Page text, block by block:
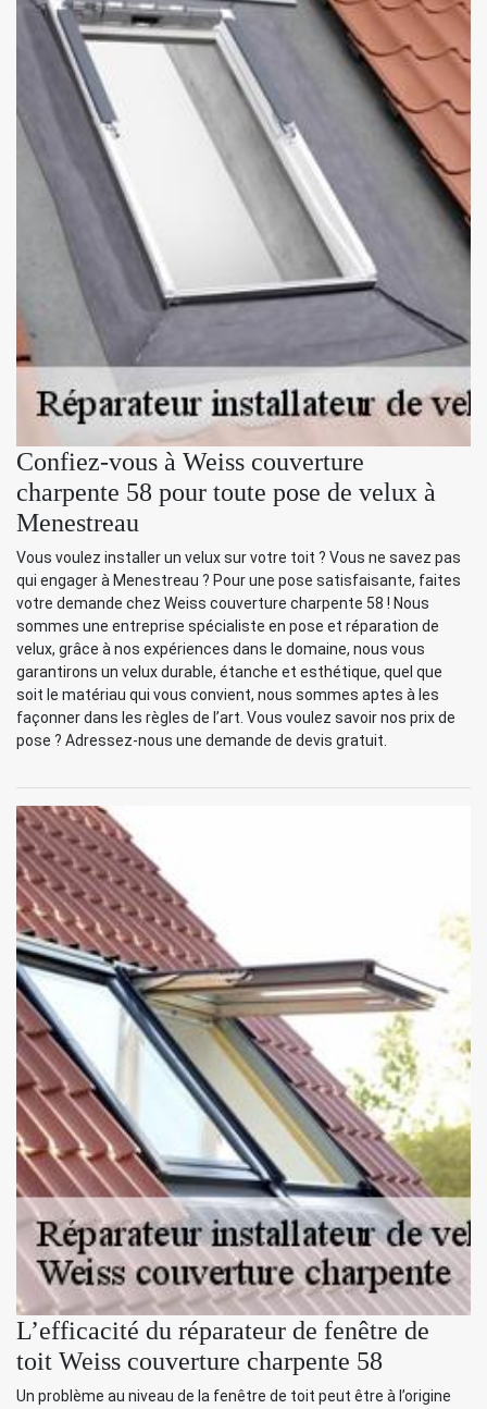
Confiez-vous à Weiss couverture
charpente 58 pour toute pose de velux à
Menestreau
Vous voulez installer un velux sur votre toit ? Vous ne savez pas
qui engager à Menestreau ? Pour une pose satisfaisante, faites
votre demande chez Weiss couverture charpente 58 ! Nous
sommes une entreprise spécialiste en pose et réparation de
velux, grâce à nos expériences dans le domaine, nous vous
garantirons un velux durable, étanche et esthétique, quel que
soit le matériau qui vous convient, nous sommes aptes à les
façonner dans les règles de l’art. Vous voulez savoir nos prix de
pose ? Adressez-nous une demande de devis gratuit.
L’efficacité du réparateur de fenêtre de
toit Weiss couverture charpente 58
Un problème au niveau de la fenêtre de toit peut être à l’origine